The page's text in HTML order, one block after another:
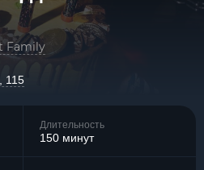
Family
115
Длительность
150 минут